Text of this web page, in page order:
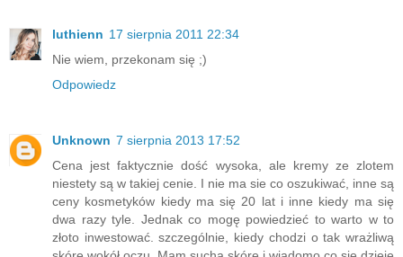
luthienn 17 sierpnia 2011 22:34
Nie wiem, przekonam się ;)
Odpowiedz
Unknown 7 sierpnia 2013 17:52
Cena jest faktycznie dość wysoka, ale kremy ze zlotem
niestety są w takiej cenie. I nie ma sie co oszukiwać, inne są
ceny kosmetyków kiedy ma się 20 lat i inne kiedy ma się
dwa razy tyle. Jednak co mogę powiedzieć to warto w to
złoto inwestować. szczególnie, kiedy chodzi o tak wrażliwą